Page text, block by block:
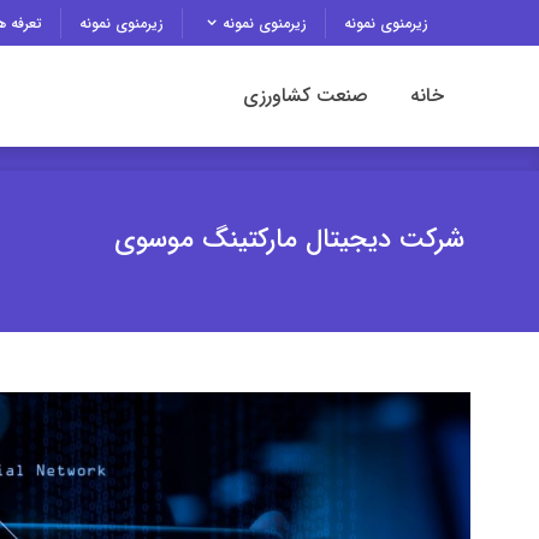
تعرفه زیرمنوی نمونه زیرمنوی نمونه زیرمنوی نمونه
خانه صنعت کشاورزی
صنعت کشاورزی
شرکت دیجیتال مارکتینگ موسوی